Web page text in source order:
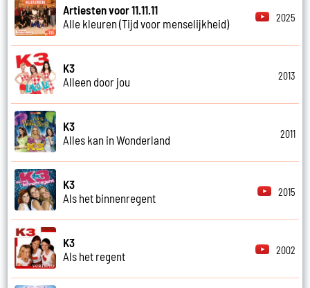
Artiesten voor 11.11.11
Alle kleuren (Tijd voor menselijkheid)
2025
K3
Alleen door jou
2013
K3
Alles kan in Wonderland
2011
K3
Als het binnenregent
2015
K3
Als het regent
2002